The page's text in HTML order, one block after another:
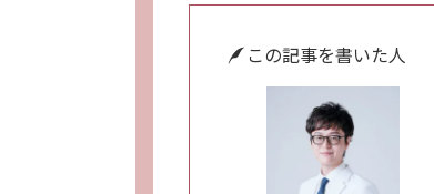
この記事を書いた人